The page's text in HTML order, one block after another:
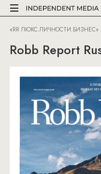
«RR ЛЮКС.ЛИЧНОСТИ.БИЗНЕС»
Robb Report